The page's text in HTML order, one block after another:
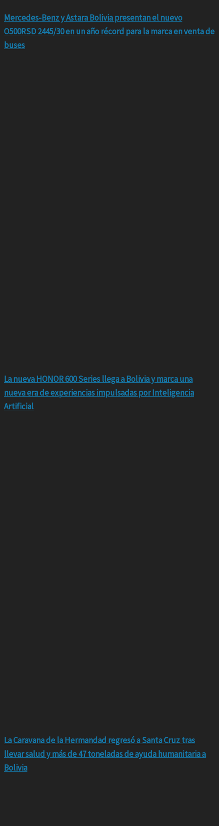
Mercedes-Benz y Astara Bolivia presentan el nuevo
O500RSD 2445/30 en un año récord para la marca en venta de
buses
La nueva HONOR 600 Series llega a Bolivia y marca una
nueva era de experiencias impulsadas por Inteligencia
Artificial
La Caravana de la Hermandad regresó a Santa Cruz tras
llevar salud y más de 47 toneladas de ayuda humanitaria a
Bolivia